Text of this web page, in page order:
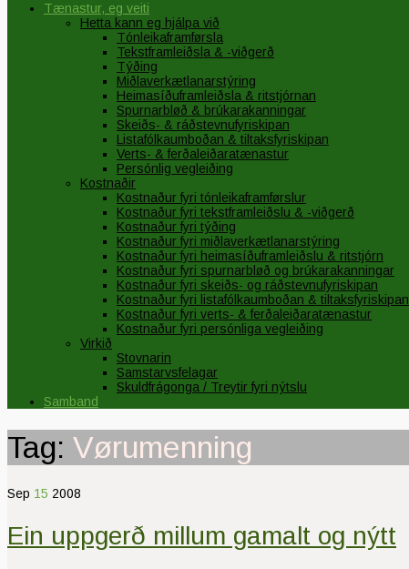
Tænastur, eg veiti
Hetta kann eg hjálpa við
Tónleikaframførsla
Tekstframleiðsla & -viðgerð
Týðing
Miðlaverkætlanarstýring
Heimasíðuframleiðsla & ritstjórnan
Spurnarbløð & brúkarakanningar
Skeiðs- & ráðstevnufyriskipan
Listafólkaumboðan & tiltaksfyriskipan
Verts- & ferðaleiðaratænastur
Persónlig vegleiðing
Kostnaðir
Kostnaður fyri tónleikaframførslur
Kostnaður fyri tekstframleiðslu & -viðgerð
Kostnaður fyri týðing
Kostnaður fyri miðlaverkætlanarstýring
Kostnaður fyri heimasíðuframleiðslu & ritstjórn
Kostnaður fyri spurnarbløð og brúkarakanningar
Kostnaður fyri skeiðs- og ráðstevnufyriskipan
Kostnaður fyri listafólkaumboðan & tiltaksfyriskipan
Kostnaður fyri verts- & ferðaleiðaratænastur
Kostnaður fyri persónliga vegleiðing
Virkið
Stovnarin
Samstarvsfelagar
Skuldfrágonga / Treytir fyri nýtslu
Samband
Tag: Vørumenning
Sep 15 2008
Ein uppgerð millum gamalt og nýtt